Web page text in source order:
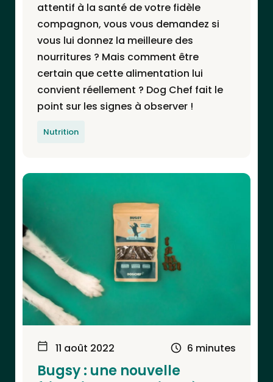
attentif à la santé de votre fidèle
compagnon, vous vous demandez si
vous lui donnez la meilleure des
nourritures ? Mais comment être
certain que cette alimentation lui
convient réellement ? Dog Chef fait le
point sur les signes à observer !
Nutrition
11 août 2022 6 minutes
Bugsy : une nouvelle